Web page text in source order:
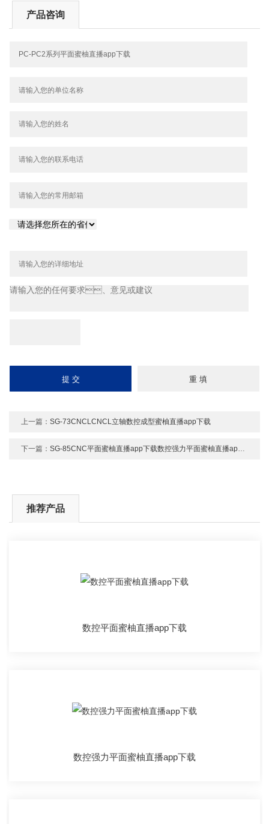
产品咨询
上一篇：SG-73CNCLCNCL立轴数控成型蜜柚直播app下载
下一篇：SG-85CNC平面蜜柚直播app下载数控强力平面蜜柚直播app下载
推荐产品
数控平面蜜柚直播app下载
数控强力平面蜜柚直播app下载